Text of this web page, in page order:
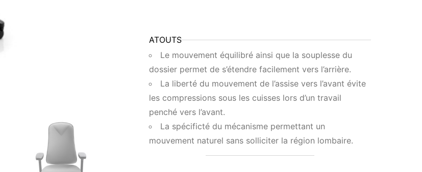
ATOUTS
Le mouvement équilibré ainsi que la souplesse du
dossier permet de s’étendre facilement vers l’arrière.
La liberté du mouvement de l’assise vers l’avant évite
les compressions sous les cuisses lors d’un travail
penché vers l’avant.
La spécificté du mécanisme permettant un
mouvement naturel sans solliciter la région lombaire.